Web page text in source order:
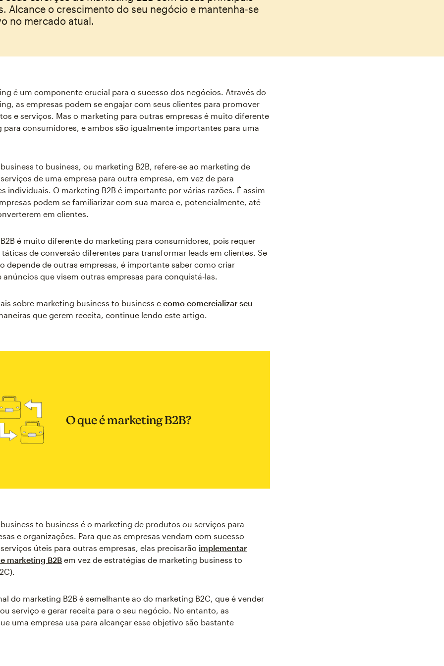
Alcance o crescimento do seu negócio e mantenha‑se
no mercado atual.
é um componente crucial para o sucesso dos negócios. Através do
as empresas podem se engajar com seus clientes para promover
e serviços. Mas o marketing para outras empresas é muito diferente
para consumidores, e ambos são igualmente importantes para uma
to business, ou marketing B2B, refere-se ao marketing de
de uma empresa para outra empresa, em vez de para
individuais. O marketing B2B é importante por várias razões. É assim
podem se familiarizar com sua marca e, potencialmente, até
em clientes.
é muito diferente do marketing para consumidores, pois requer
táticas de conversão diferentes para transformar leads em clientes. Se
depende de outras empresas, é importante saber como criar
anúncios que visem outras empresas para conquistá-las.
sobre marketing business to business e como comercializar seu
que gerem receita, continue lendo este artigo.
O que é marketing B2B?
to business é o marketing de produtos ou serviços para
e organizações. Para que as empresas vendam com sucesso
úteis para outras empresas, elas precisarão implementar
marketing B2B em vez de estratégias de marketing business to
do marketing B2B é semelhante ao do marketing B2C, que é vender
serviço e gerar receita para o seu negócio. No entanto, as
uma empresa usa para alcançar esse objetivo são bastante